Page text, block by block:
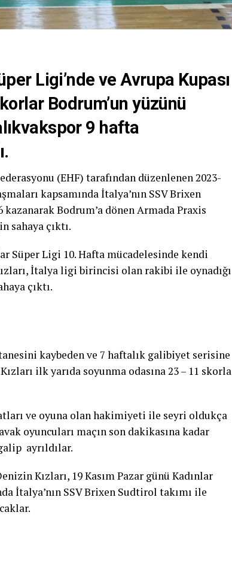
Ligi’nde ve Avrupa Kupası
Bodrum’un yüzünü
9 hafta
(EHF) tarafından düzenlenen 2023-
kapsamında İtalya’nın SSV Brixen
Bodrum’a dönen Armada Praxis
sahaya çıktı.
Süper Ligi 10. Hafta mücadelesinde kendi
İtalya ligi birincisi olan rakibi ile oynadığı
çıktı.
kaybeden ve 7 haftalık galibiyet serisine
ilk yarıda soyunma odasına 23 – 11 skorla
ve oyuna olan hakimiyeti ile seyri oldukça
oyuncuları maçın son dakikasına kadar
ayrıldılar.
Kızları, 19 Kasım Pazar günü Kadınlar
İtalya’nın SSV Brixen Sudtirol takımı ile